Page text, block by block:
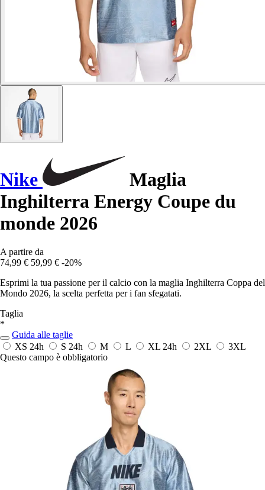
Nike
Maglia
Inghilterra Energy Coupe du
monde 2026
A partire da
74,99 € 59,99 € -20%
Esprimi la tua passione per il calcio con la maglia Inghilterra Coppa del
Mondo 2026, la scelta perfetta per i fan sfegatati.
Taglia
*
Guida alle taglie
XS 24h S 24h M L XL 24h 2XL
3XL
Questo campo è obbligatorio